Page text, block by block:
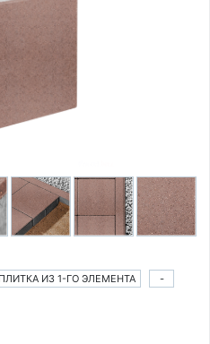
ИЗ 1-ГО ЭЛЕМЕНТА -